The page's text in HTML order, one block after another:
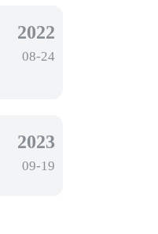
2022
08-24
2023
09-19